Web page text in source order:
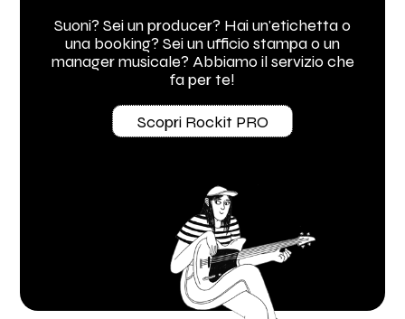
Suoni? Sei un producer? Hai un'etichetta o
una booking? Sei un ufficio stampa o un
manager musicale? Abbiamo il servizio che
fa per te!
Scopri Rockit PRO